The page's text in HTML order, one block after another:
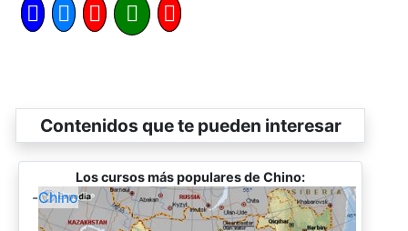
Contenidos que te pueden interesar
Los cursos más populares de Chino:
-Chino